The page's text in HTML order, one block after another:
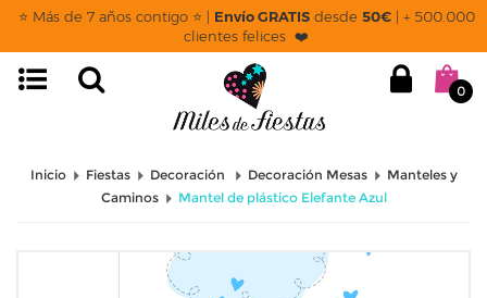
⭐ Más de 7 años contigo ⭐ | Envío GRATISdesde 50€| + 500.000
clientes felices ❤️
0
Inicio Fiestas Decoración Decoración Mesas
Manteles y
Caminos
Mantel de plástico Elefante Azul